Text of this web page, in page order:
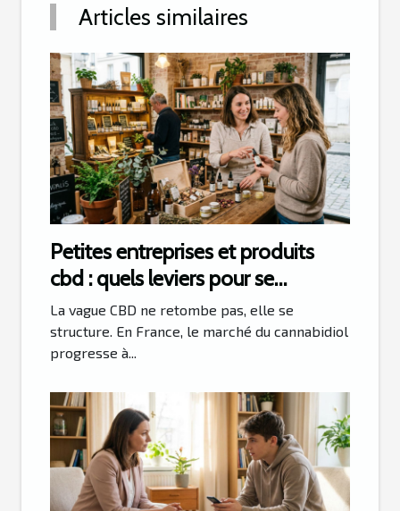
Articles similaires
Petites entreprises et produits
cbd : quels leviers pour se
démarquer sur le marché ?
La vague CBD ne retombe pas, elle se
structure. En France, le marché du cannabidiol
progresse à...